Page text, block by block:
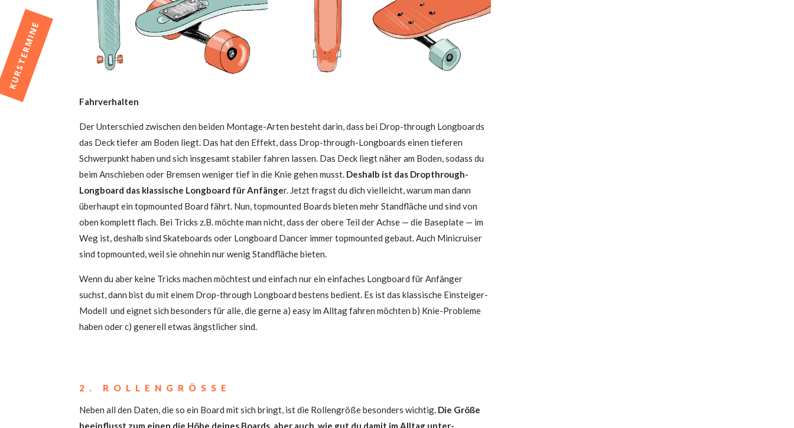
Fahr­ver­hal­ten
Der Unter­schied zwi­schen den bei­den Mon­ta­ge-Arten besteht dar­in, dass bei Drop-through Long­boards
das Deck tie­fer am Boden liegt. Das hat den Effekt, dass Drop-through-Long­boards einen tie­fe­ren
Schwer­punkt haben und sich ins­ge­samt sta­bi­ler fah­ren las­sen. Das Deck liegt näher am Boden, sodass du
beim Anschie­ben oder Brem­sen weni­ger tief in die Knie gehen musst. Des­halb ist das Drop­th­rough-
Long­board das klas­si­sche Long­board für Anfän­ger. Jetzt fragst du dich viel­leicht, war­um man dann
über­haupt ein top­moun­ted Board fährt. Nun, top­moun­ted Boards bie­ten mehr Stand­flä­che und sind von
oben kom­plett flach. Bei Tricks z.B. möch­te man nicht, dass der obe­re Teil der Ach­se — die Base­p­la­te — im
Weg ist, des­halb sind Skate­boards oder Long­board Dancer immer top­moun­ted gebaut. Auch Mini­crui­ser
sind top­moun­ted, weil sie ohne­hin nur wenig Stand­flä­che bie­ten.
Wenn du aber kei­ne Tricks machen möch­test und ein­fach nur ein ein­fa­ches Long­board für Anfän­ger
suchst, dann bist du mit einem Drop-through Long­board bes­tens bedient. Es ist das klas­si­sche Ein­stei­ger-
Modell und eig­net sich beson­ders für alle, die ger­ne a) easy im All­tag fah­ren möch­ten b) Knie-Pro­ble­me
haben oder c) gene­rell etwas ängst­li­cher sind.
2. ROL­LEN­GRÖ­SSE
Neben all den Daten, die so ein Board mit sich bringt, ist die Rol­len­grö­ße beson­ders wich­tig. Die Grö­ße
KURSTERMINE